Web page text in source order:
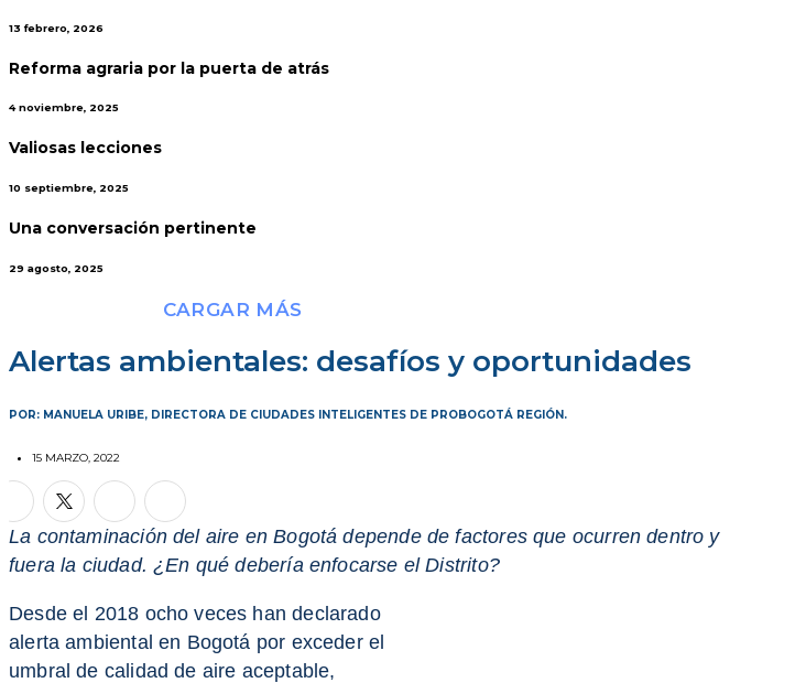
13 febrero, 2026
Reforma agraria por la puerta de atrás
4 noviembre, 2025
Valiosas lecciones
10 septiembre, 2025
Una conversación pertinente
29 agosto, 2025
CARGAR MÁS
Alertas ambientales: desafíos y oportunidades
POR: MANUELA URIBE, DIRECTORA DE CIUDADES INTELIGENTES DE PROBOGOTÁ REGIÓN.
15 MARZO, 2022
La contaminación del aire en Bogotá depende de factores que ocurren dentro y
fuera la ciudad. ¿En qué debería enfocarse el Distrito?
Desde el 2018 ocho veces han declarado
alerta ambiental en Bogotá por exceder el
umbral de calidad de aire aceptable,